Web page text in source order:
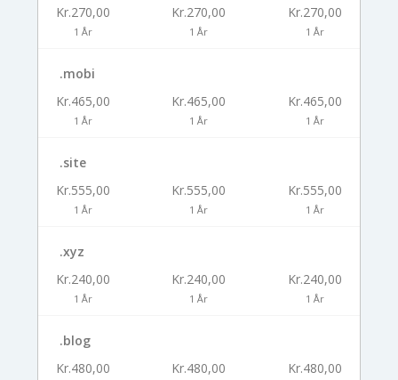
Kr.270,00
1 År
Kr.270,00
1 År
Kr.270,00
1 År
.mobi
Kr.465,00
1 År
Kr.465,00
1 År
Kr.465,00
1 År
.site
Kr.555,00
1 År
Kr.555,00
1 År
Kr.555,00
1 År
.xyz
Kr.240,00
1 År
Kr.240,00
1 År
Kr.240,00
1 År
.blog
Kr.480,00
Kr.480,00 Kr.480,00